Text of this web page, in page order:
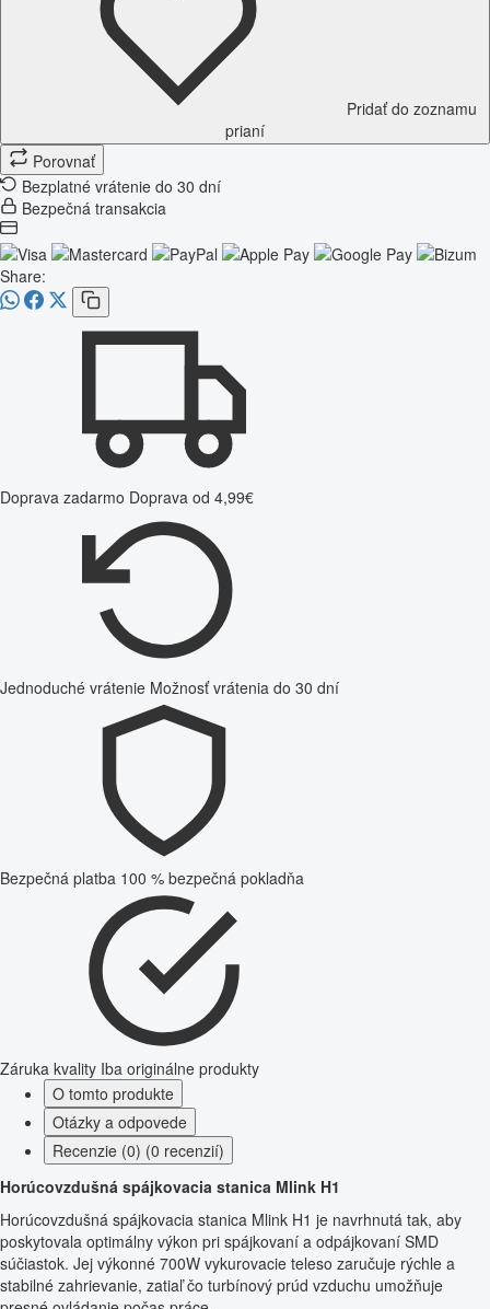
Pridať do zoznamu
prianí
Porovnať
Bezplatné vrátenie do 30 dní
Bezpečná transakcia
Share:
Doprava zadarmo Doprava od 4,99€
Jednoduché vrátenie Možnosť vrátenia do 30 dní
Bezpečná platba 100 % bezpečná pokladňa
Záruka kvality Iba originálne produkty
O tomto produkte
Otázky a odpovede
Recenzie (0) (0 recenzií)
Horúcovzdušná spájkovacia stanica Mlink H1
Horúcovzdušná spájkovacia stanica Mlink H1 je navrhnutá tak, aby
poskytovala optimálny výkon pri spájkovaní a odpájkovaní SMD
súčiastok. Jej výkonné 700W vykurovacie teleso zaručuje rýchle a
stabilné zahrievanie, zatiaľ čo turbínový prúd vzduchu umožňuje